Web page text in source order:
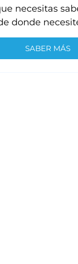
necesitas
donde
SABER MÁS